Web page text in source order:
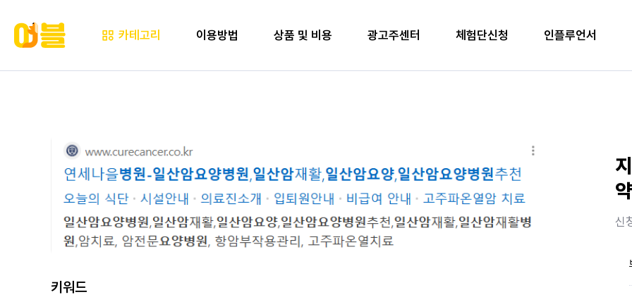
카테고리 이용방법 상품 및 비용 광고주센터 체험단신청 인플루언서
신
키워드